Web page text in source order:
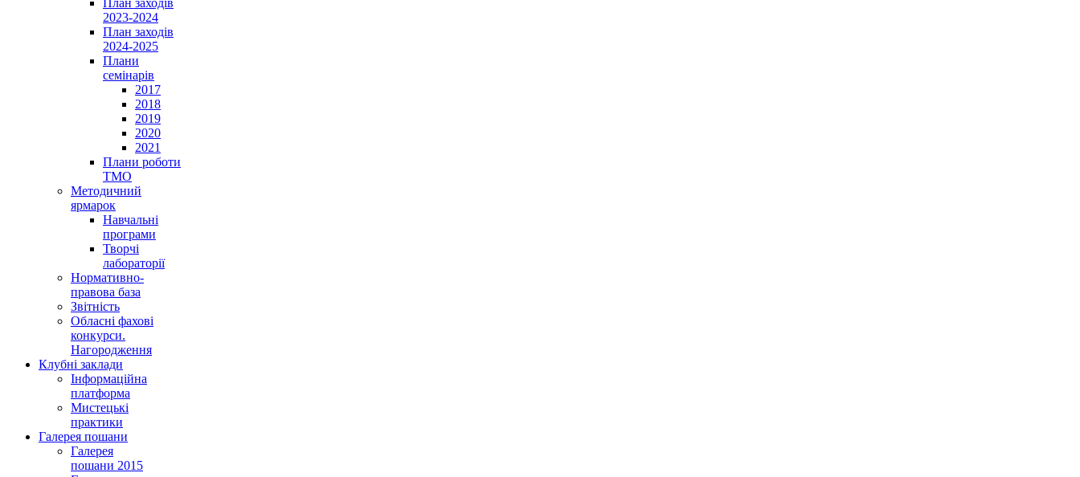
План заходів
2023-2024
План заходів
2024-2025
Плани
семінарів
2017
2018
2019
2020
2021
Плани роботи
ТМО
Методичний
ярмарок
Навчальні
програми
Творчі
лабораторії
Нормативно-
правова база
Звітність
Обласні фахові
конкурси.
Нагородження
Клубні заклади
Інформаційна
платформа
Мистецькі
практики
Галерея пошани
Галерея
пошани 2015